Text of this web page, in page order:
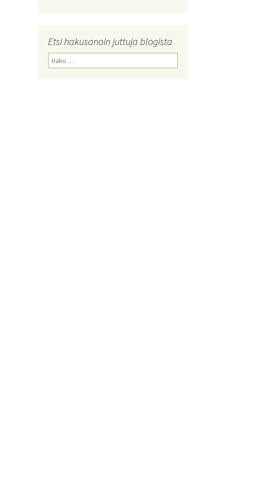
Etsi hakusanoin juttuja blogista
Haku: